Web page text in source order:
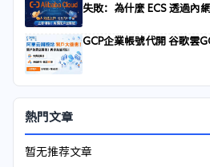
失敗：為什麼 ECS 透過內
GCP企業帳號代開 谷歌雲
熱門文章
暂无推荐文章